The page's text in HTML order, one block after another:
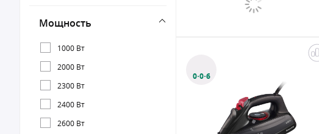
Мощность
1000 Вт
2000 Вт
2300 Вт
2400 Вт
2600 Вт
0·0·6